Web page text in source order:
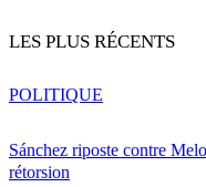
LES PLUS RÉCENTS
Sánchez riposte contre
rétorsion
POLITIQUE